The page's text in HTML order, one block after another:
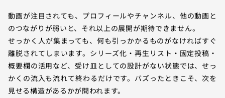
動画が注目されても、プロフィールやチャンネル、他の動画と
のつながりが弱いと、それ以上の展開が期待できません。
せっかく人が集まっても、何も引っかかるものがなければすぐ
離脱されてしまいます。シリーズ化・再生リスト・固定投稿・
概要欄の活用など、受け皿としての設計がない状態では、せっ
かくの流入も流れて終わるだけです。バズったときこそ、次を
見せる構造があるかが問われます。